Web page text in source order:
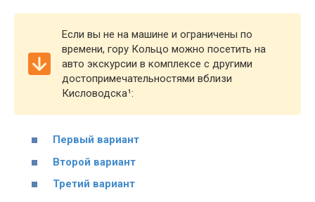
Если вы не на машине и ограничены по
времени, гору Кольцо можно посетить на
авто экскурсии в комплексе с другими
достопримечательностями вблизи
Кисловодска¹:
Первый вариант
Второй вариант
Третий вариант